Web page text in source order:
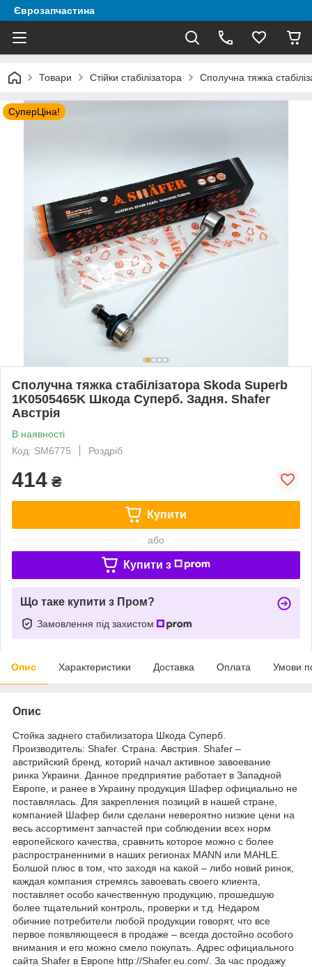
Єврозапчастина
Товари Стійки стабілізатора Сполучна тяжка
СуперЦіна!
Сполучна тяжка стабілізатора Skoda Superb
1K0505465K Шкода Суперб. Задня. Shafer
Австрія
В наявності
Код: SM6775
Роздріб
414 ₴
Купити
або
Купити з
Що таке купити з Пром?
Замовлення під захистом
Опис Характеристики Доставка Оплата Умови
Опис
Стойка заднего стабилизатора Шкода Суперб.
Производитель: Shafer. Страна: Австрия. Shafer –
австрийский бренд, которий начал активное завоевание
ринка Украини. Данное предприятие работает в Западной
Европе, и ранее в Украину продукция Шафер официально не
поставлялась. Для закрепления позиций в нашей стране,
компанией Шафер били сделани невероятно низкие цени на
весь ассортимент запчастей при соблюдении всех норм
европейского качества, сравнить которое можно с более
распространенними в наших регионах MANN или MAHLE.
Болшой плюс в том, что заходя на какой – либо новий ринок,
каждая компания стремясь завоевать своего клиента,
поставляет особо качественную продукцию, прошедшую
более тщательний контроль, проверки и т.д. Недаром
обичние потребители любой продукции говорят, что все
первое появляющееся в продаже – всегда достойно особого
внимания и его можно смело покупать. Адрес официального
сайта Shafer в Европе http://Shafer.eu.com/. За час продажу